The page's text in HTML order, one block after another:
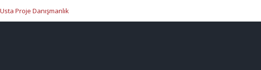
Usta Proje Danışmanlık